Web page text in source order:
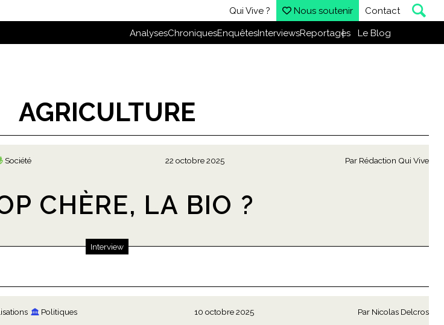
Qui Vive ? Nous soutenir Contact
AnalysesChroniquesEnquêtesInterviewsReportages Le Blog
AGRICULTURE
Société 22 octobre 2025 Par Rédaction Qui Vive
CHÈRE, LA BIO ?
Interview
Politiques 10 octobre 2025 Par Nicolas Delcros